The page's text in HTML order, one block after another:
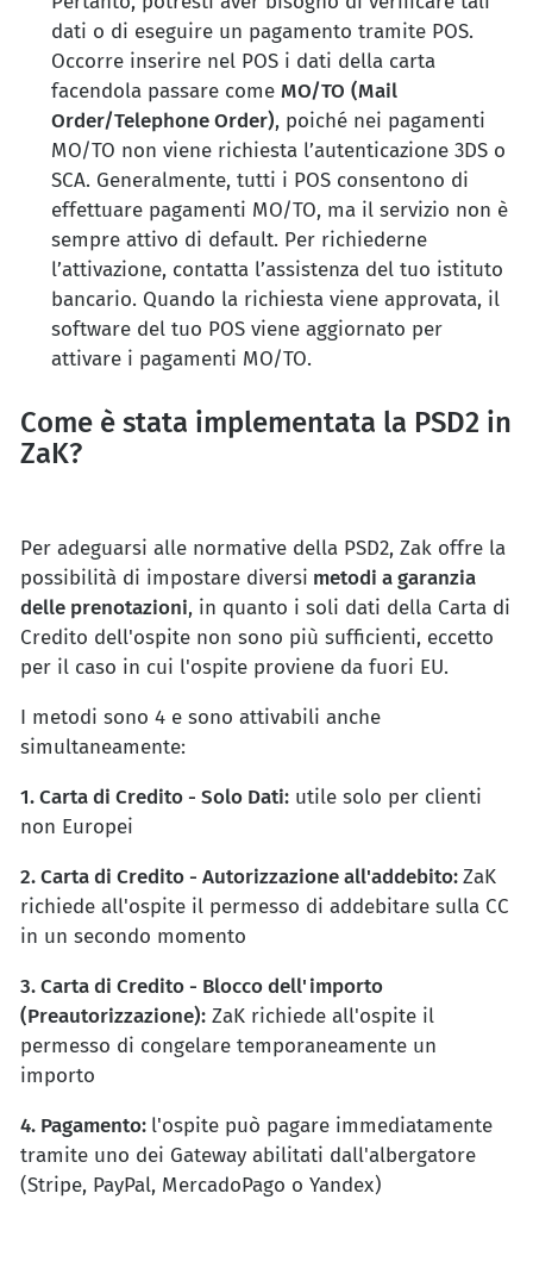
dati o di eseguire un pagamento tramite POS.
Occorre inserire nel POS i dati della carta
facendola passare come MO/TO (Mail
Order/Telephone Order), poiché nei pagamenti
MO/TO non viene richiesta l’autenticazione 3DS o
SCA. Generalmente, tutti i POS consentono di
effettuare pagamenti MO/TO, ma il servizio non è
sempre attivo di default. Per richiederne
l’attivazione, contatta l’assistenza del tuo istituto
bancario. Quando la richiesta viene approvata, il
software del tuo POS viene aggiornato per
attivare i pagamenti MO/TO.
Come è stata implementata la PSD2 in
ZaK?
Per adeguarsi alle normative della PSD2, Zak offre la
possibilità di impostare diversi metodi a garanzia
delle prenotazioni, in quanto i soli dati della Carta di
Credito dell'ospite non sono più sufficienti, eccetto
per il caso in cui l'ospite proviene da fuori EU.
I metodi sono 4 e sono attivabili anche
simultaneamente:
1. Carta di Credito - Solo Dati: utile solo per clienti
non Europei
2. Carta di Credito - Autorizzazione all'addebito:ZaK
richiede all'ospite il permesso di addebitare sulla CC
in un secondo momento
3. Carta di Credito - Blocco dell'importo
(Preautorizzazione): ZaK richiede all'ospite il
permesso di congelare temporaneamente un
importo
4. Pagamento: l'ospite può pagare immediatamente
tramite uno dei Gateway abilitati dall'albergatore
(Stripe, PayPal, MercadoPago o Yandex)